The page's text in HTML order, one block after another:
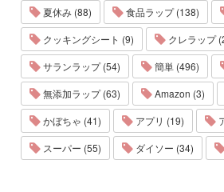
夏休み (88)
食品ラップ (138)
クッキングシート (9)
クレラップ
サランラップ (54)
簡単 (496)
無添加ラップ (63)
Amazon (3)
かぼちゃ (41)
アプリ (19)
スーパー (55)
ダイソー (34)